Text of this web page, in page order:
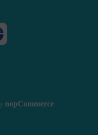
nopCommerce